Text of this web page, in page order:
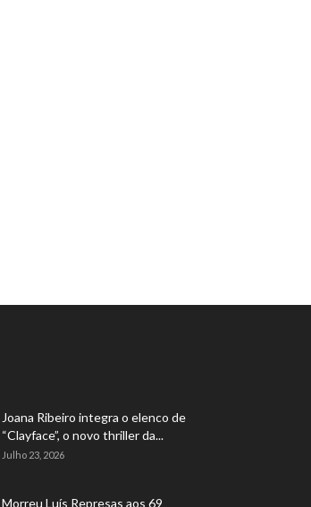
Joana Ribeiro integra o elenco de
“Clayface”, o novo thriller da...
Julho 23, 2026
Morreu Luís Represas aos 69